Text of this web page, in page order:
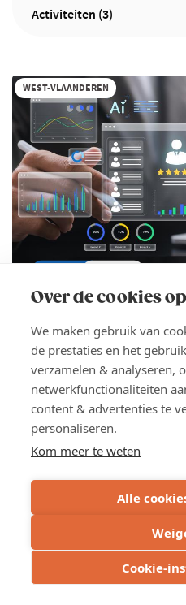
Over de cookies
We maken gebruik van
de prestaties en het
verzamelen & analyseren,
netwerkfunctionaliteiten
content & advertenties te
personaliseren.
Kom meer te weten
Alle
Cookie-
Activiteiten (3)
WEST-VLAANDEREN
AI in hr: van slimme
digitale collega
AI is vandaag veel meer
schrijfassistent. Steeds
technologie ook in om
informatie sneller terug te
efficiënter te organiseren.
optimaal aan de slag kan
AI
HR:
VAN